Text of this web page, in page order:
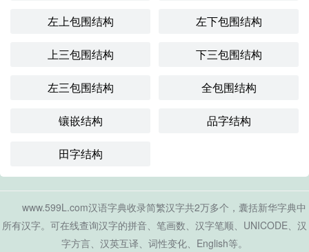
左上包围结构 左下包围结构
上三包围结构 下三包围结构
左三包围结构 全包围结构
镶嵌结构 品字结构
田字结构
www.599L.com汉语字典收录简繁汉字共2万多个，囊括新华字典中
所有汉字。可在线查询汉字的拼音、笔画数、汉字笔顺、UNICODE、汉
字方言、汉英互译、词性变化、English等。